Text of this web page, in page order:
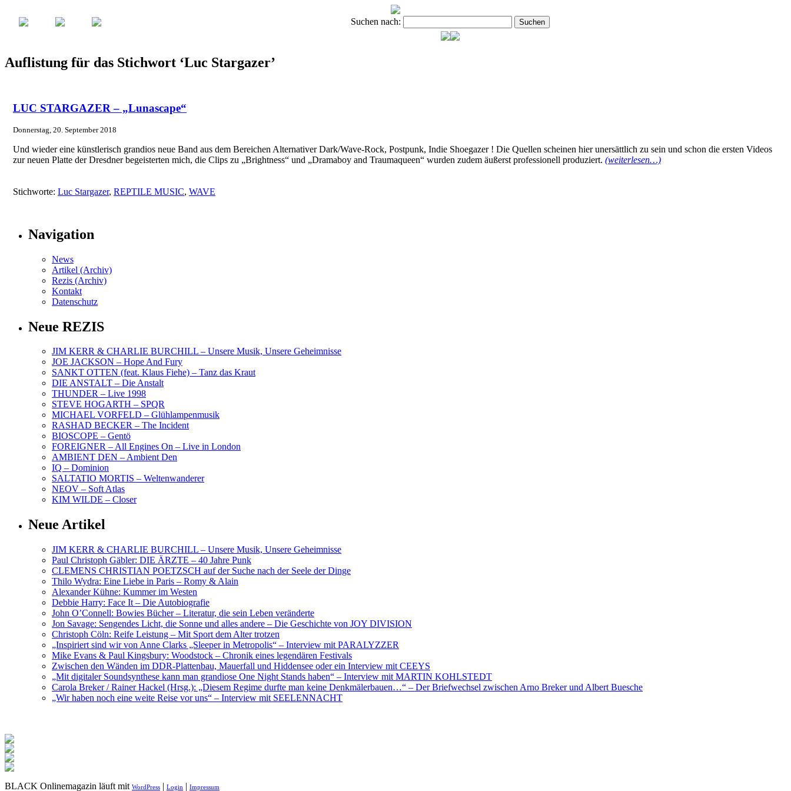
Suchen nach:
Auflistung für das Stichwort ‘Luc Stargazer’
LUC STARGAZER – „Lunascape“
Donnerstag, 20. September 2018
Und wieder eine künstlerisch grandios neue Band aus dem Bereichen Alternativer Dark/Wave-Rock, Postpunk, Indie Shoegazer ! Die Quellen scheinen hier unersättlich zu sein und schon die ersten Videos
zur neuen Platte der Dresdner begeisterten mich, die Clips zu „Brightness“ und „Dramaboy and Traumaqueen“ wurden zudem äußerst professionell produziert. (weiterlesen…)
Stichworte: Luc Stargazer, REPTILE MUSIC, WAVE
Navigation
News
Artikel (Archiv)
Rezis (Archiv)
Kontakt
Datenschutz
Neue REZIS
JIM KERR & CHARLIE BURCHILL – Unsere Musik, Unsere Geheimnisse
JOE JACKSON – Hope And Fury
SANKT OTTEN (feat. Klaus Fiehe) – Tanz das Kraut
DIE ANSTALT – Die Anstalt
THUNDER – Live 1998
STEVE HOGARTH – SPQR
MICHAEL VORFELD – Glühlampenmusik
RASHAD BECKER – The Incident
BIOSCOPE – Gentö
FOREIGNER – All Engines On – Live in London
AMBIENT DEN – Ambient Den
IQ – Dominion
SALTATIO MORTIS – Weltenwanderer
NEOV – Soft Atlas
KIM WILDE – Closer
Neue Artikel
JIM KERR & CHARLIE BURCHILL – Unsere Musik, Unsere Geheimnisse
Paul Christoph Gäbler: DIE ÄRZTE – 40 Jahre Punk
CLEMENS CHRISTIAN POETZSCH auf der Suche nach der Seele der Dinge
Thilo Wydra: Eine Liebe in Paris – Romy & Alain
Alexander Kühne: Kummer im Westen
Debbie Harry: Face It – Die Autobiografie
John O’Connell: Bowies Bücher – Literatur, die sein Leben veränderte
Jon Savage: Sengendes Licht, die Sonne und alles andere – Die Geschichte von JOY DIVISION
Christoph Cöln: Reife Leistung – Mit Sport dem Alter trotzen
„Inspiriert sind wir von Anne Clarks „Sleeper in Metropolis“ – Interview mit PARALYZZER
Mike Evans & Paul Kingsbury: Woodstock – Chronik eines legendären Festivals
Zwischen den Wänden im DDR-Plattenbau, Mauerfall und Hiddensee oder ein Interview mit CEEYS
„Mit digitaler Soundsynthese kann man grandiose One Night Stands haben“ – Interview mit MARTIN KOHLSTEDT
Carola Breker / Rainer Hackel (Hrsg.): „Diesem Regime durfte man keine Denkmälerbauen…“ – Der Briefwechsel zwischen Arno Breker und Albert Buesche
„Wir haben noch eine weite Reise vor uns“ – Interview mit SEELENNACHT
BLACK Onlinemagazin läuft mit WordPress | Login | Impressum